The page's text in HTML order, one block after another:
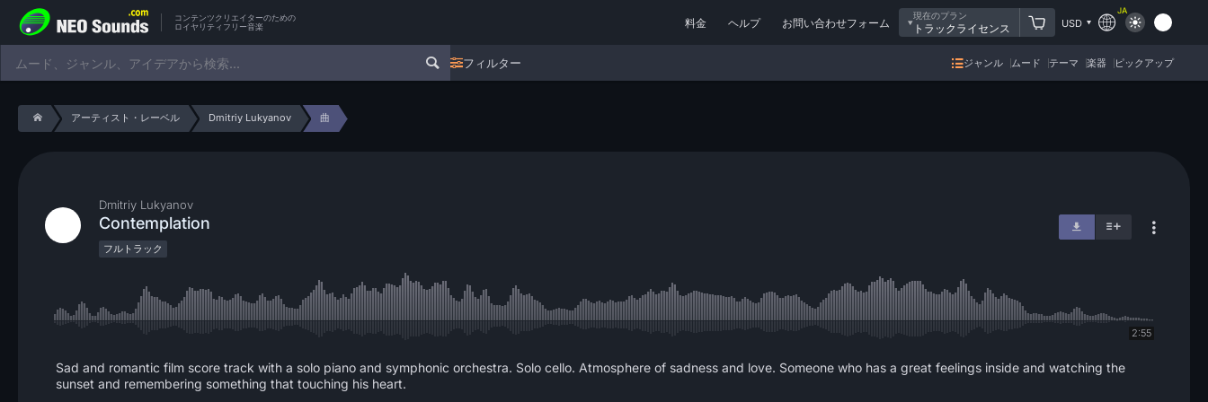
コンテンツクリエイターのための
ロイヤリティフリー音楽
料金 ヘルプ お問い合わせフォーム
現在のプラン
トラックライセンス USD
JA
フィルター ジャンル ムード テーマ 楽器 ピックアップ
アーティスト・レーベル Dmitriy Lukyanov 曲
Dmitriy Lukyanov
Contemplation
フルトラック
2:55
Sad and romantic film score track with a solo piano and symphonic orchestra. Solo cello. Atmosphere of sadness and love. Someone who has a great feelings inside and watching the
sunset and remembering something that touching his heart.